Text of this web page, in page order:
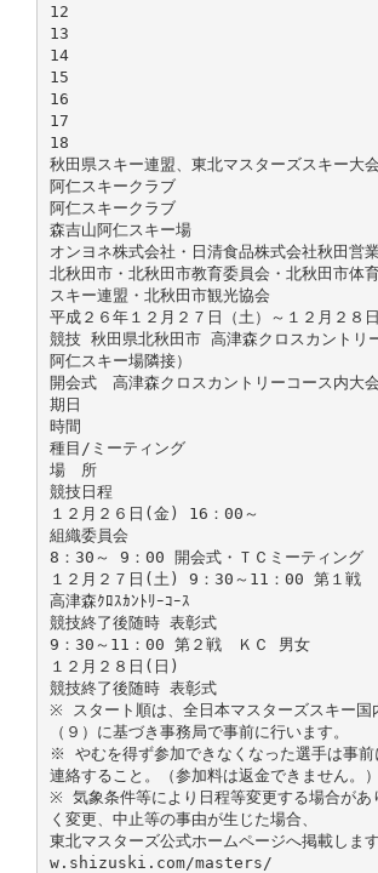
12
13
14
15
16
17
18
秋田県スキー連盟、東北マスターズスキー大
阿仁スキークラブ
阿仁スキークラブ
森吉山阿仁スキー場
オンヨネ株式会社・日清食品株式会社秋田営
北秋田市・北秋田市教育委員会・北秋田市体
スキー連盟・北秋田市観光協会
平成２６年１２月２７日（土）～１２月２８日
競技 秋田県北秋田市 高津森クロスカントリ
阿仁スキー場隣接）
開会式 高津森クロスカントリーコース内大
期日
時間
種目/ミーティング
場 所
競技日程
１２月２６日(金) 16：00～
組織委員会
8：30～ 9：00 開会式・ＴＣミーティング
１２月２７日(土) 9：30～11：00 第１戦
高津森ｸﾛｽｶﾝﾄﾘｰｺｰｽ
競技終了後随時 表彰式
9：30～11：00 第２戦 ＫＣ 男女
１２月２８日(日)
競技終了後随時 表彰式
※ スタート順は、全日本マスターズスキー国
（９）に基づき事務局で事前に行います。
※ やむを得ず参加できなくなった選手は事前
連絡すること。（参加料は返金できません。）
※ 気象条件等により日程等変更する場合があ
く変更、中止等の事由が生じた場合、
東北マスターズ公式ホームページへ掲載し
w.shizuski.com/masters/